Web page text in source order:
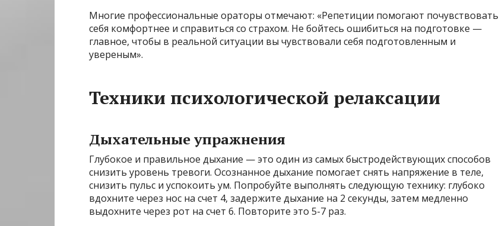
Многие профессиональные ораторы отмечают: «Репетиции помогают почувствовать
себя комфортнее и справиться со страхом. Не бойтесь ошибиться на подготовке —
главное, чтобы в реальной ситуации вы чувствовали себя подготовленным и
увереным».
Техники психологической релаксации
Дыхательные упражнения
Глубокое и правильное дыхание — это один из самых быстродействующих способов
снизить уровень тревоги. Осознанное дыхание помогает снять напряжение в теле,
снизить пульс и успокоить ум. Попробуйте выполнять следующую технику: глубоко
вдохните через нос на счет 4, задержите дыхание на 2 секунды, затем медленно
выдохните через рот на счет 6. Повторите это 5-7 раз.